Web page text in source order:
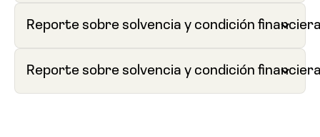
Reporte sobre solvencia y condición
Reporte sobre solvencia y condición